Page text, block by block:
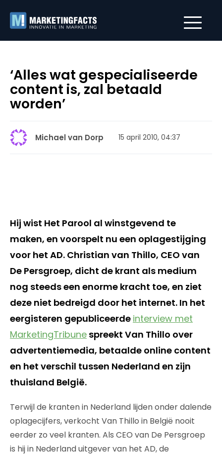
‘Alles wat gespecialiseerde
content is, zal betaald
worden’
Michael van Dorp 15 april 2010, 04:37
Hij wist Het Parool al winstgevend te
maken, en voorspelt nu een oplagestijging
voor het AD. Christian van Thillo, CEO van
De Persgroep, dicht de krant als medium
nog steeds een enorme kracht toe, en ziet
deze niet bedreigd door het internet. In het
eergisteren gepubliceerde interview met
MarketingTribune spreekt Van Thillo over
advertentiemedia, betaalde online content
en het verschil tussen Nederland en zijn
thuisland België.
Terwijl de kranten in Nederland lijden onder dalende
oplagecijfers, verkocht Van Thillo in België nooit
eerder zo veel kranten. Als CEO van De Persgroep
is hij in Nederland uitgever van het AD, de